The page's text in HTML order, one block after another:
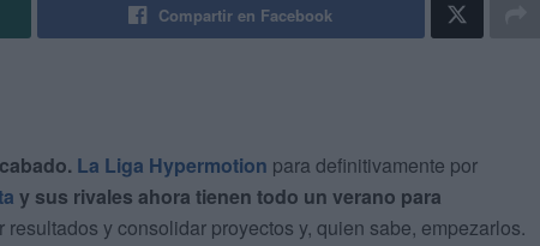
Compartir en Facebook
La Liga Hypermotion para definitivamente por
y sus rivales ahora tienen todo un verano para
y consolidar proyectos y, quien sabe, empezarlos.